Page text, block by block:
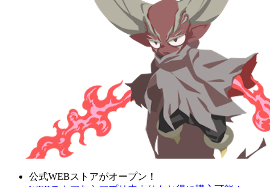
公式WEBストアがオープン！